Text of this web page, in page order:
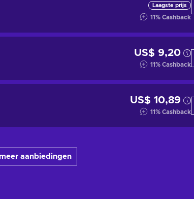
Laagste prijs
11% Cashback
US$ 9,20
11% Cashback
US$ 10,89
11% Cashback
aanbiedingen